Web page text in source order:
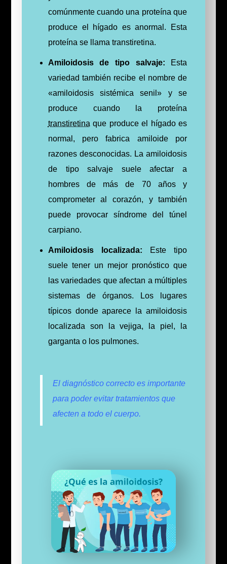
comúnmente cuando una proteína que
produce el hígado es anormal. Esta
proteína se llama transtiretina.
Amiloidosis de tipo salvaje: Esta
variedad también recibe el nombre de
«amiloidosis sistémica senil» y se
produce cuando la proteína
transtiretina que produce el hígado es
normal, pero fabrica amiloide por
razones desconocidas. La amiloidosis
de tipo salvaje suele afectar a
hombres de más de 70 años y
comprometer al corazón, y también
puede provocar síndrome del túnel
carpiano.
Amiloidosis localizada: Este tipo
suele tener un mejor pronóstico que
las variedades que afectan a múltiples
sistemas de órganos. Los lugares
típicos donde aparece la amiloidosis
localizada son la vejiga, la piel, la
garganta o los pulmones.
El diagnóstico correcto es importante
para poder evitar tratamientos que
afecten a todo el cuerpo.